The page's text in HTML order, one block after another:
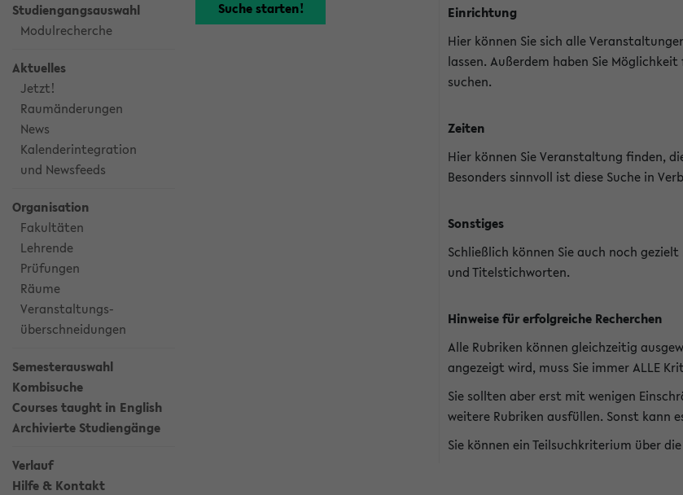
Studiengangsauswahl
Modulrecherche
Aktuelles
Jetzt!
Raumänderungen
News
Kalenderintegration
und Newsfeeds
Organisation
Fakultäten
Lehrende
Prüfungen
Räume
Veranstaltungs-
überschneidungen
Semesterauswahl
Kombisuche
Courses taught in English
Archivierte Studiengänge
Verlauf
Hilfe & Kontakt
Einrichtung
Hier können Sie sich alle
lassen. Außerdem haben Sie
suchen.
Zeiten
Hier können Sie Veranstaltung finden,
Besonders sinnvoll ist diese Suche in
Sonstiges
Schließlich können Sie auch noch
und Titelstichworten.
Hinweise für erfolgreiche Recherchen
Alle Rubriken können gleichzeitig
angezeigt wird, muss Sie immer ALLE
Sie sollten aber erst mit wenigen
weitere Rubriken ausfüllen. Sonst kann
Sie können ein Teilsuchkriterium über